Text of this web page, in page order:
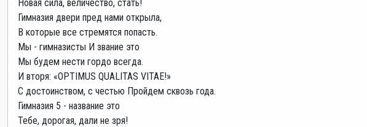
Новая сила, величество, стать!
Гимназия двери пред нами открыла,
В которые все стремятся попасть.
Мы - гимназисты И звание это
Мы будем нести гордо всегда.
И вторя: «OPTIMUS QUALITAS VITAE!»
С достоинством, с честью Пройдем сквозь года.
Гимназия 5 - название это
Тебе, дорогая, дали не зря!